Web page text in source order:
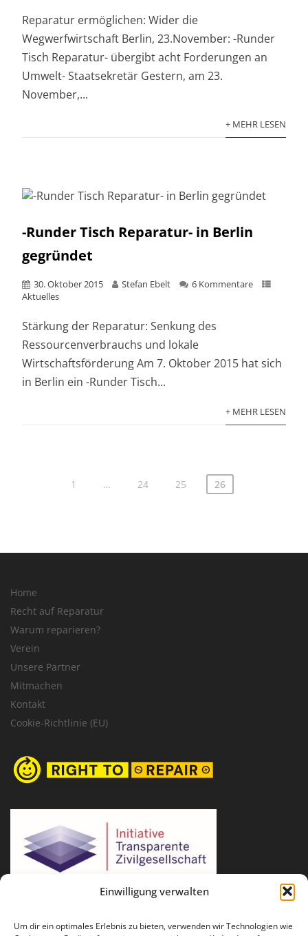
Einwilligung verwalten
Um dir ein optimales Erlebnis zu bieten, verwenden wir Technologien wie
Reparatur ermöglichen: Wider die
Wegwerfwirtschaft Berlin, 23.November: -Runder
Tisch Reparatur- übergibt acht Forderungen an
Umwelt- Staatsekretär Gestern, am 23.
November,...
+ MEHR LESEN
-Runder Tisch Reparatur- in Berlin
gegründet
30. Oktober 2015 Stefan Ebelt
6 Kommentare
Aktuelles
Stärkung der Reparatur: Senkung des
Ressourcenverbrauchs und lokale
Wirtschaftsförderung Am 7. Oktober 2015 hat sich
in Berlin ein -Runder Tisch...
+ MEHR LESEN
1 … 24 25 26
Home
Recht auf Reparatur
Warum reparieren?
Verein
Unsere Partner
Mitmachen
Kontakt
Cookie-Richtlinie (EU)